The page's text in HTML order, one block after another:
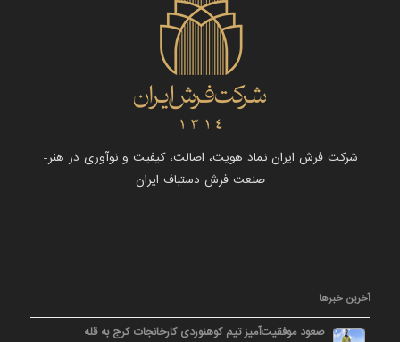
شرکت فرش ایران نماد هویت، اصالت، کیفیت و نوآوری در هنر-
صنعت فرش دستباف ایران
آخرین خبرها
صعود موفقیت‌آمیز تیم کوهنوردی کارخانجات کرج به قله